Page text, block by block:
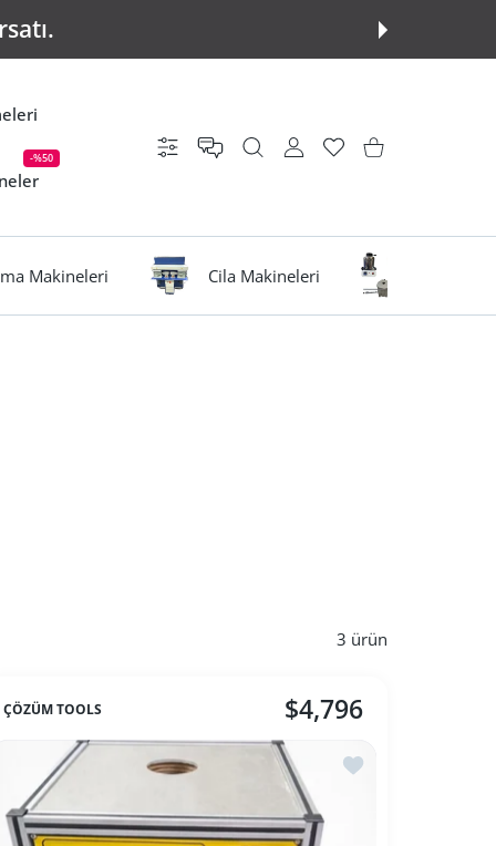
-%50 Ayarlar KULLANICI HESABI
istek listesiAlışveriş Sepeti
Makineleri Cila Makineleri
3 ürün
ekle Gazlı Eritme Ocağı
ÇÖZÜM TOOLS $4,796
İstek listesine ekle